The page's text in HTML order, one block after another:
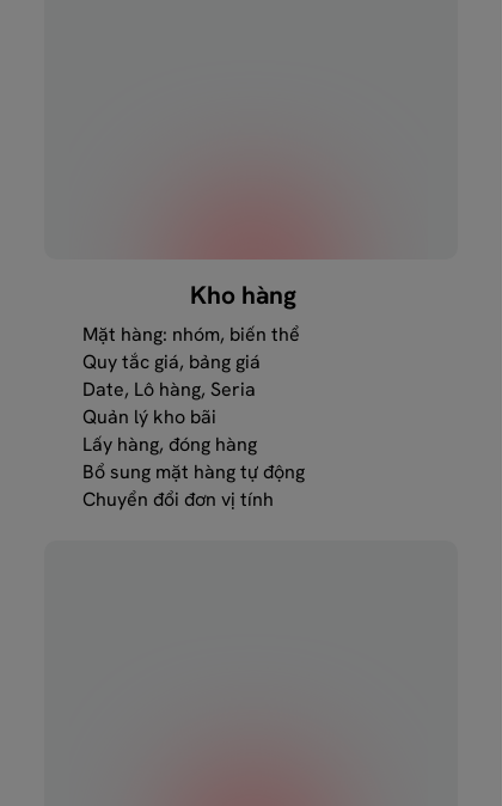
Kho hàng
Mặt hàng: nhóm, biến thể
Quy tắc giá, bảng giá
Date, Lô hàng, Seria
Quản lý kho bãi
Lấy hàng, đóng hàng
Bổ sung mặt hàng tự động
Chuyển đổi đơn vị tính